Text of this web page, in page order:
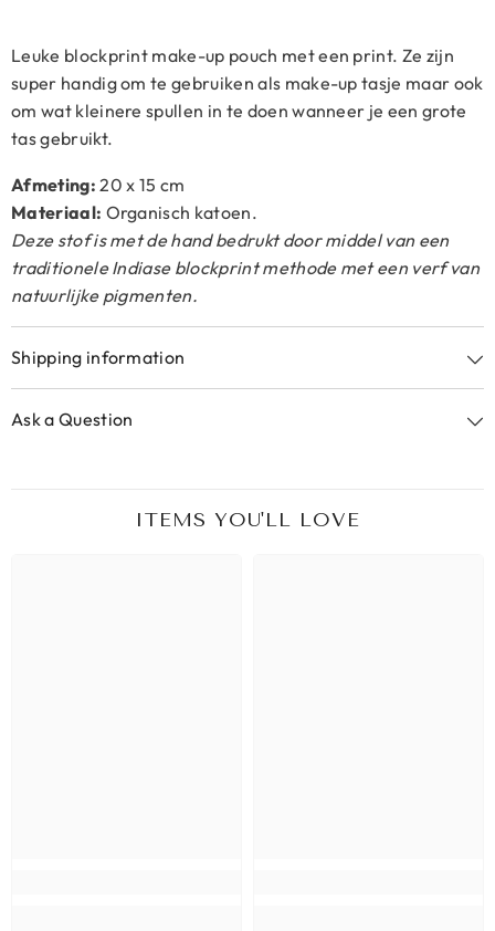
Leuke blockprint make-up pouch met een print. Ze zijn
super handig om te gebruiken als make-up tasje maar ook
om wat kleinere spullen in te doen wanneer je een grote
tas gebruikt.
Afmeting:20 x 15 cm
Materiaal: Organisch katoen.
Deze stof is met de hand bedrukt door middel van een
traditionele Indiase blockprint methode met een verf van
natuurlijke pigmenten.
Shipping information
Ask a Question
ITEMS YOU'LL LOVE